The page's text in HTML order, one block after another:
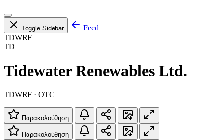
Toggle Sidebar
Feed
TDWRF
TD
Tidewater Renewables Ltd.
TDWRF · OTC
Παρακολούθηση
Παρακολούθηση